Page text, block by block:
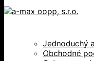
Jednoduchý
Obchodné